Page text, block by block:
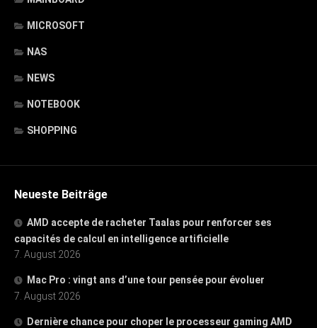
MICROSOFT
NAS
NEWS
NOTEBOOK
SHOPPING
Neueste Beiträge
AMD accepte de racheter Taalas pour renforcer ses
capacités de calcul en intelligence artificielle
7. August 2026
Mac Pro : vingt ans d’une tour pensée pour évoluer
7. August 2026
Dernière chance pour choper le processeur gaming AMD